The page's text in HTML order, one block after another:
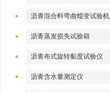
沥青混合料弯曲蠕变试验机
沥青蒸发损失试验箱
沥青布式旋转黏度试验仪
沥青含水量测定仪